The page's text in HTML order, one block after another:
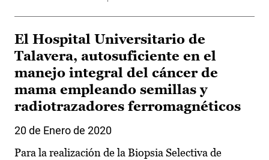
El Hospital Universitario de
Talavera, autosuficiente en el
manejo integral del cáncer de
mama empleando semillas y
radiotrazadores ferromagnéticos
20 de Enero de 2020
Para la realización de la Biopsia Selectiva de